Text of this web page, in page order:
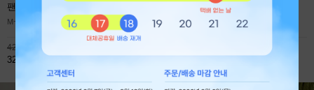
팬츠
M~XL
42,800원
32,800원
M~XL